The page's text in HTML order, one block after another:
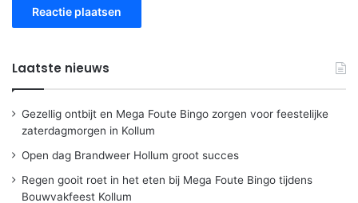
Laatste nieuws
Gezellig ontbijt en Mega Foute Bingo zorgen voor feestelijke
zaterdagmorgen in Kollum
Open dag Brandweer Hollum groot succes
Regen gooit roet in het eten bij Mega Foute Bingo tijdens
Bouwvakfeest Kollum